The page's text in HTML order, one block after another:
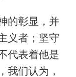
彰显，并
义者；坚守
代表着他是
我们认为，